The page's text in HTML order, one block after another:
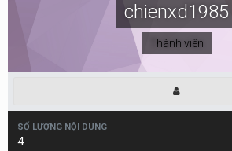
chienxd1985
Thành viên
SỐ LƯỢNG NỘI DUNG
4